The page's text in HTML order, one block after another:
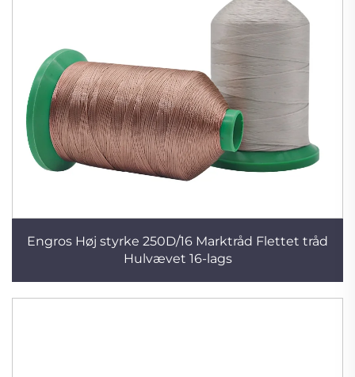
Engros Høj styrke 250D/16 Marktråd Flettet tråd
Hulvævet 16-lags